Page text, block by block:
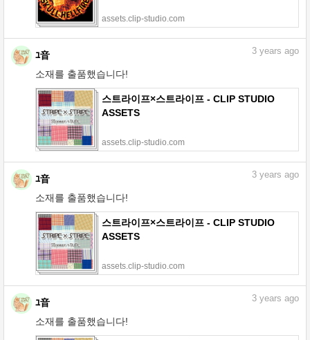
assets.clip-studio.com
ﾕ音
소재를 출품했습니다!
3 years ago
스트라이프×스트라이프 - CLIP STUDIO
ASSETS
assets.clip-studio.com
ﾕ音
소재를 출품했습니다!
3 years ago
스트라이프×스트라이프 - CLIP STUDIO
ASSETS
assets.clip-studio.com
ﾕ音
소재를 출품했습니다!
3 years ago